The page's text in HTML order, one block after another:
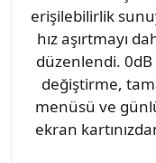
erişilebilirlik
hız aşırtmayı
düzenlendi.
değiştirme,
menüsü ve
ekran